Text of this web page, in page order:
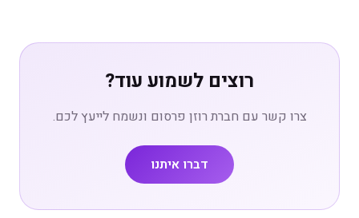
רוצים לשמוע עוד?
צרו קשר עם חברת רוזן פרסום ונשמח לייעץ לכם.
דברו איתנו